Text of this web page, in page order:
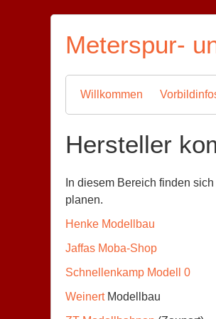
Meterspur-
Willkommen
Hersteller
In diesem Bereich finden
planen.
Henke Modellbau
Jaffas Moba-Shop
Schnellenkamp Modell 0
WeinertModellbau